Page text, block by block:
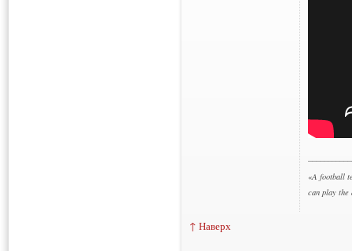
«A football
can play the
↑ Наверх